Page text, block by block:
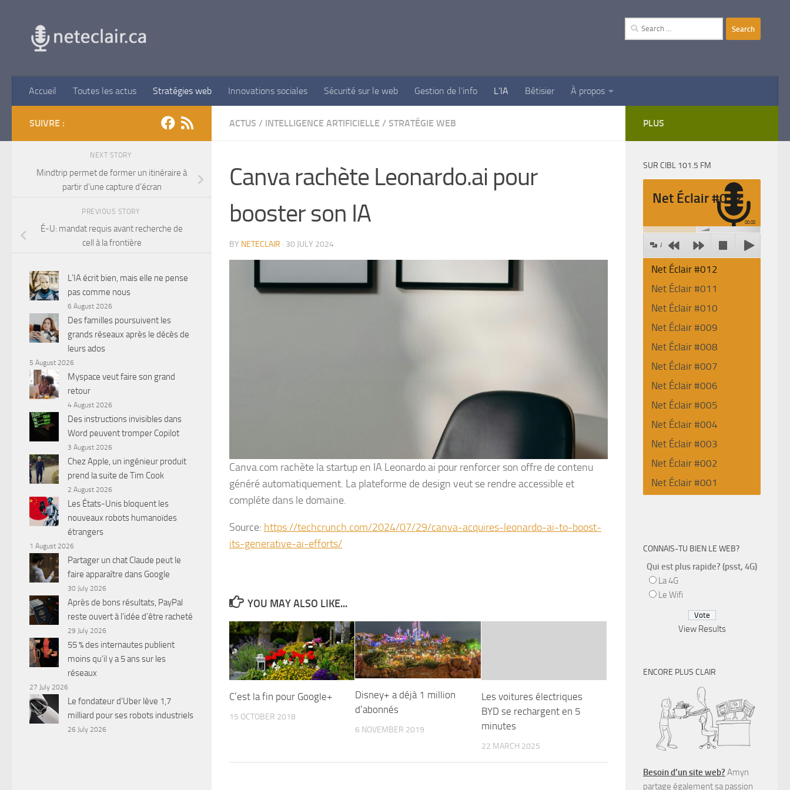
Search
for:
Accueil Toutes les actus Stratégies web Innovations sociales Sécurité sur le web Gestion de l’info L’IA Bêtisier À propos
ACTUS / INTELLIGENCE ARTIFICIELLE / STRATÉGIE WEB
Canva rachète Leonardo.ai pour
booster son IA
BY NETECLAIR · 30 JULY 2024
Canva.com rachète la startup en IA Leonardo.ai pour renforcer son offre de contenu
généré automatiquement. La plateforme de design veut se rendre accessible et
compléte dans le domaine.
Source: https://techcrunch.com/2024/07/29/canva-acquires-leonardo-ai-to-boost-
its-generative-ai-efforts/
YOU MAY ALSO LIKE...
C’est la fin pour Google+
15 OCTOBER 2018
Disney+ a déjà 1 million
d’abonnés
6 NOVEMBER 2019
Les voitures électriques
BYD se rechargent en 5
minutes
22 MARCH 2025
SUIVRE :
NEXT STORY
Mindtrip permet de former un itinéraire à
partir d’une capture d’écran
PREVIOUS STORY
É-U: mandat requis avant recherche de
cell à la frontière
L’IA écrit bien, mais elle ne pense
pas comme nous
6 August 2026
Des familles poursuivent les
grands réseaux après le décès de
leurs ados
5 August 2026
Myspace veut faire son grand
retour
4 August 2026
Des instructions invisibles dans
Word peuvent tromper Copilot
3 August 2026
Chez Apple, un ingénieur produit
prend la suite de Tim Cook
2 August 2026
Les États-Unis bloquent les
nouveaux robots humanoïdes
étrangers
1 August 2026
Partager un chat Claude peut le
faire apparaître dans Google
30 July 2026
Après de bons résultats, PayPal
reste ouvert à l’idée d’être racheté
29 July 2026
55 % des internautes publient
moins qu’il y a 5 ans sur les
réseaux
27 July 2026
Le fondateur d’Uber lève 1,7
milliard pour ses robots industriels
26 July 2026
PLUS
SUR CIBL 101.5 FM
Net Éclair #012
00:00
Agrandir
Net Éclair #012
Net Éclair #011
Net Éclair #010
Net Éclair #009
Net Éclair #008
Net Éclair #007
Net Éclair #006
Net Éclair #005
Net Éclair #004
Net Éclair #003
Net Éclair #002
Net Éclair #001
CONNAIS-TU BIEN LE WEB?
Qui est plus rapide? (psst, 4G)
La 4G
Le Wifi
View Results
ENCORE PLUS CLAIR
Besoin d’un site web? Amyn
partage également sa passion